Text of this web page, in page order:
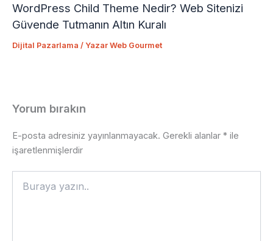
WordPress Child Theme Nedir? Web Sitenizi
Güvende Tutmanın Altın Kuralı
Dijital Pazarlama / Yazar Web Gourmet
Yorum bırakın
E-posta adresiniz yayınlanmayacak. Gerekli alanlar * ile
işaretlenmişlerdir
yazın..